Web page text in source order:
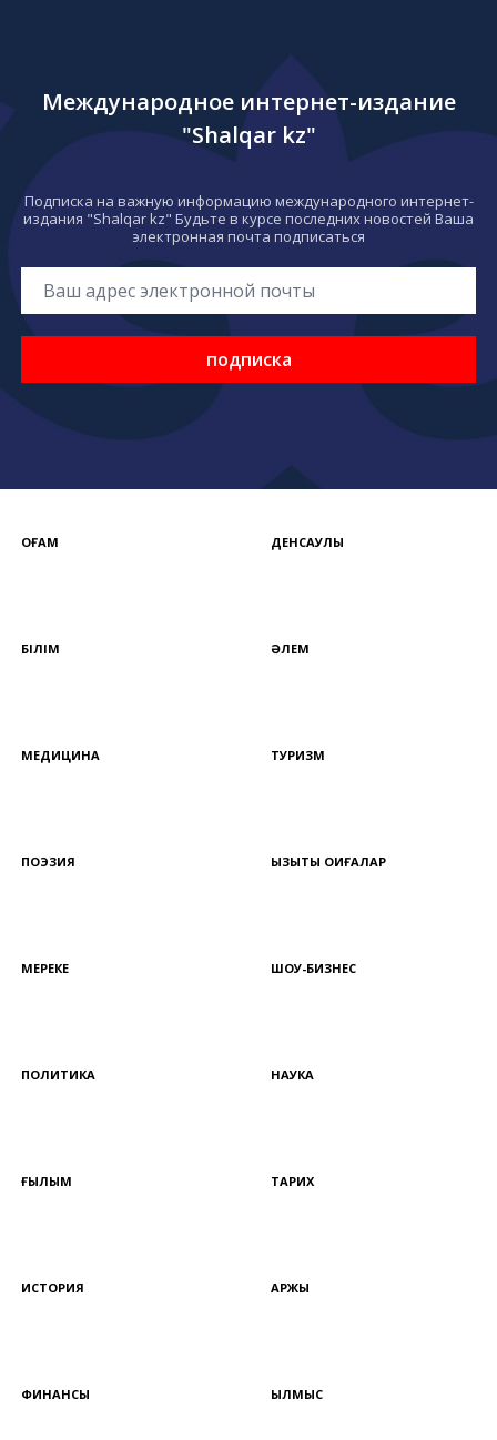
Международное интернет-издание
"Shalqar kz"
Подписка на важную информацию международного интернет-
издания "Shalqar kz" Будьте в курсе последних новостей Ваша
электронная почта подписаться
подписка
ҚОҒАМ ДЕНСАУЛЫҚ
БІЛІМ ӘЛЕМ
МЕДИЦИНА ТУРИЗМ
ПОЭЗИЯ ҚЫЗЫҚТЫ ОҚИҒАЛАР
МЕРЕКЕ ШОУ-БИЗНЕС
ПОЛИТИКА НАУКА
ҒЫЛЫМ ТАРИХ
ИСТОРИЯ ҚАРЖЫ
ФИНАНСЫ ҚЫЛМЫС